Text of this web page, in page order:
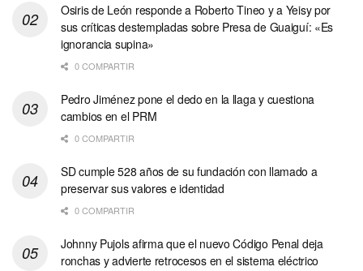
Osiris de León responde a Roberto Tineo y a Yeisy por
sus críticas destempladas sobre Presa de Guaiguí: «Es
ignorancia supina»
0 COMPARTIR
Pedro Jiménez pone el dedo en la llaga y cuestiona
cambios en el PRM
0 COMPARTIR
SD cumple 528 años de su fundación con llamado a
preservar sus valores e identidad
0 COMPARTIR
Johnny Pujols afirma que el nuevo Código Penal deja
ronchas y advierte retrocesos en el sistema eléctrico